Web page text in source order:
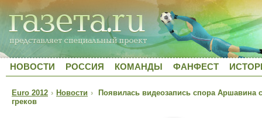
НОВОСТИ РОССИЯ КОМАНДЫ ФАНФЕСТ
Euro 2012 › Новости › Появилась видеозапись спора Аршавина
греков